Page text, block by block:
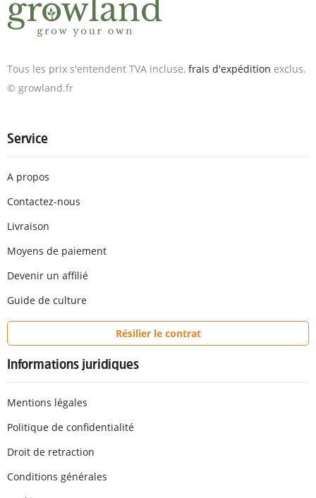
Tous les prix s'entendent TVA incluse, frais d'expédition exclus.
© growland.fr
Service
A propos
Contactez-nous
Livraison
Moyens de paiement
Devenir un affilié
Guide de culture
Résilier le contrat
Informations juridiques
Mentions légales
Politique de confidentialité
Droit de retraction
Conditions générales